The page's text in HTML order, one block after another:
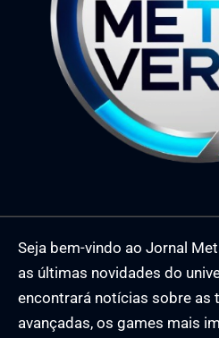
Seja bem-vindo ao Jornal
as últimas novidades do
encontrará notícias sobre as
avançadas, os games mais